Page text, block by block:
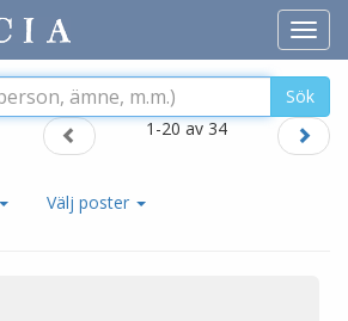
Sök
1-20 av 34
Välj poster